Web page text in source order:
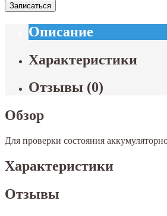
Записаться
Описание
Характеристики
Отзывы (0)
Обзор
Для проверки состояния
Характеристики
Отзывы